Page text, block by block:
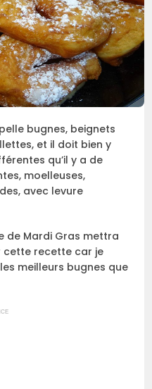
bugnes, beignets
et il doit bien y
qu’il y a de
moelleuses,
avec levure
de Mardi Gras mettra
cette recette car je
meilleurs bugnes que